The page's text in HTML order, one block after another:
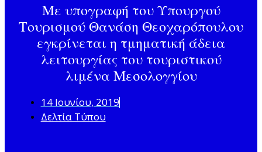
Με υπογραφή του Υπουργού
Τουρισμού Θανάση Θεοχαρόπουλου
εγκρίνεται η τμηματική άδεια
λειτουργίας του τουριστικού
λιμένα Μεσολογγίου
14 Ιουνίου, 2019
Δελτία Τύπου